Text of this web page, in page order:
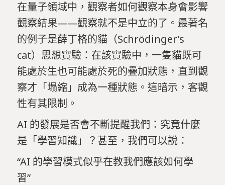
在量子領域中，觀察者如何觀察本身會影響
觀察結果——觀察就不是中立的了。最著名
的例子是薛丁格的貓（Schrödinger’s
cat）思想實驗：在該實驗中，一隻貓既可
能處於生也可能處於死的疊加狀態，直到觀
察才「塌縮」成為一種狀態。這暗示，客觀
性有其限制。
AI 的發展是否會不斷提醒我們：究竟什麼
是「學習知識」？甚至，我們可以說：
“AI 的學習模式似乎在教我們應該如何學
習”